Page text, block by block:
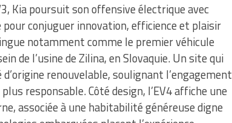
Kia poursuit son offensive électrique avec
pour conjuguer innovation, efficience et plaisir
notamment comme le premier véhicule
de l’usine de Zilina, en Slovaquie. Un site qui
renouvelable, soulignant l’engagement
responsable. Côté design, l’EV4 affiche une
associée à une habitabilité généreuse digne